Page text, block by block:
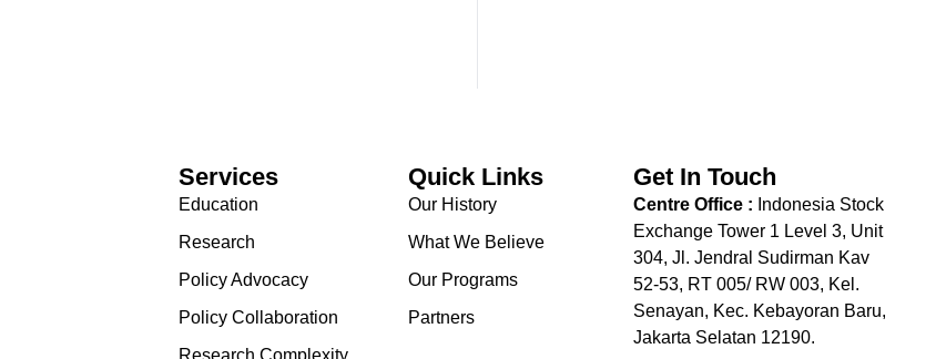
Services
Education
Research
Policy Advocacy
Policy Collaboration
Quick Links
Our History
What We Believe
Our Programs
Partners
Get In Touch
Centre Office : Indonesia Stock
Exchange Tower 1 Level 3, Unit
304, Jl. Jendral Sudirman Kav
52-53, RT 005/ RW 003, Kel.
Senayan, Kec. Kebayoran Baru,
Jakarta Selatan 12190.